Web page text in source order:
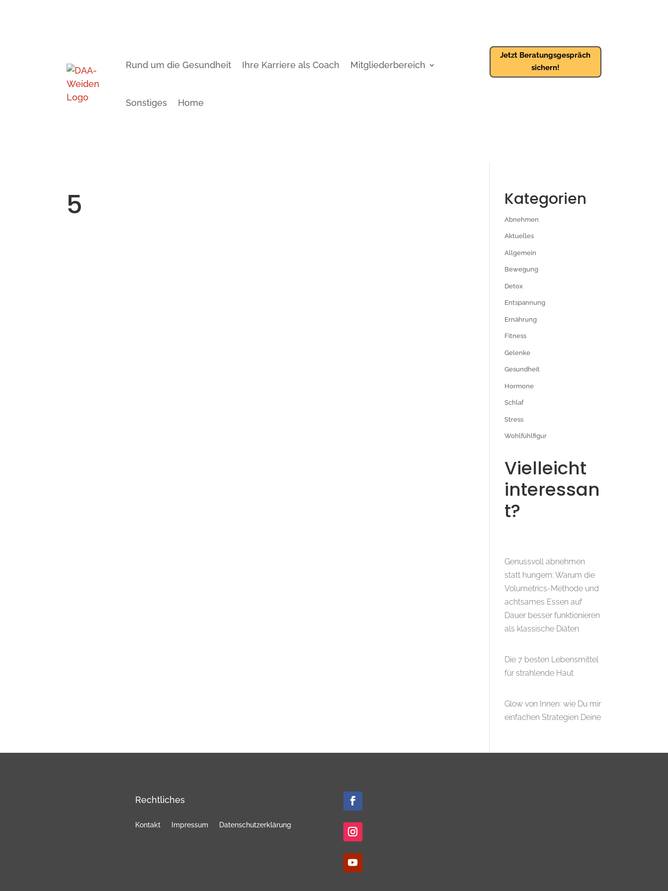
Rund um die Gesundheit Ihre Karriere als Coach Mitgliederbereich
Sonstiges Home
Jetzt Beratungsgespräch
sichern!
5 Kategorien
Abnehmen
Aktuelles
Allgemein
Bewegung
Detox
Entspannung
Ernährung
Fitness
Gelenke
Gesundheit
Hormone
Schlaf
Stress
Wohlfühlfigur
Vielleicht
interessan
t?
Genussvoll abnehmen
statt hungern: Warum die
Volumetrics-Methode und
achtsames Essen auf
Dauer besser funktionieren
als klassische Diäten
Die 7 besten Lebensmittel
für strahlende Haut
Glow von Innen: wie Du mir
einfachen Strategien Deine
Rechtliches
Kontakt Impressum Datenschutzerklärung